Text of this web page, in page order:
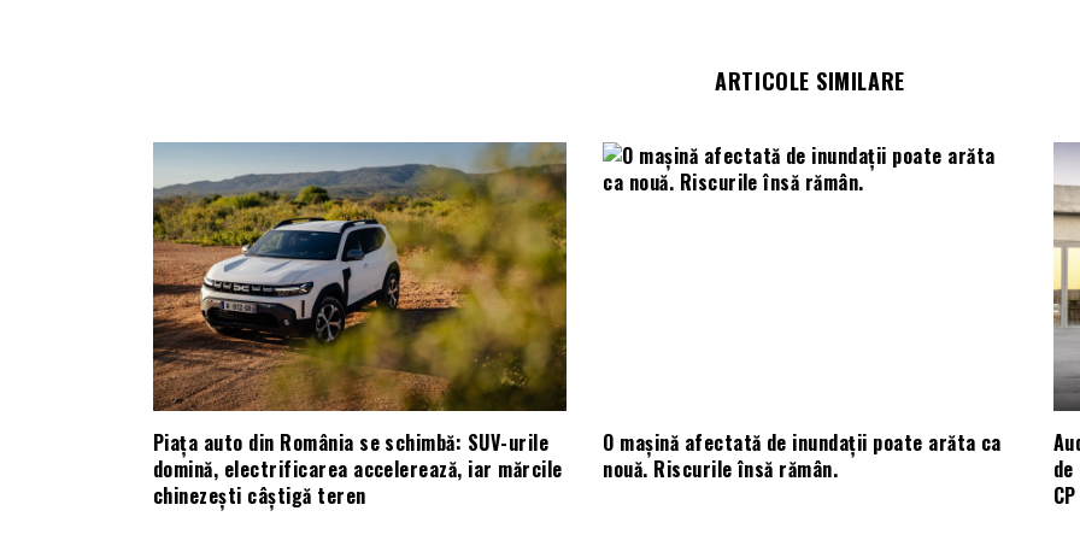
ARTICOLE SIMILARE
Piața auto din România se schimbă: SUV-urile
domină, electrificarea accelerează, iar mărcile
chinezești câștigă teren
O mașină afectată de inundații poate arăta ca
nouă. Riscurile însă rămân.